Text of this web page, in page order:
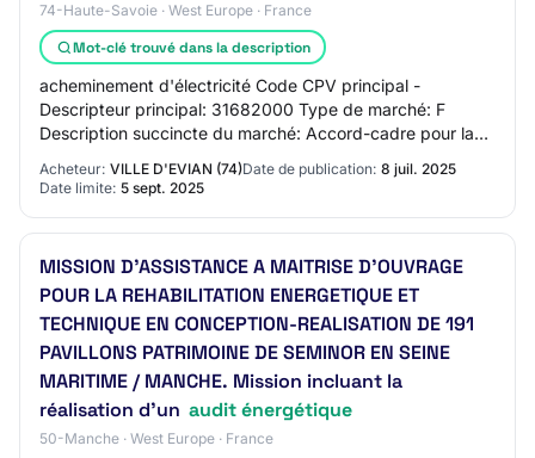
74-Haute-Savoie · West Europe · France
Mot-clé trouvé dans la description
acheminement d'électricité Code CPV principal -
Descripteur principal: 31682000 Type de marché: F
Description succincte du marché: Accord-cadre pour la
fourniture et l'acheminement d'électricité et s…
Acheteur: VILLE D'EVIAN (74)Date de publication: 8 juil. 2025
Date limite: 5 sept. 2025
MISSION D'ASSISTANCE A MAITRISE D'OUVRAGE
POUR LA REHABILITATION ENERGETIQUE ET
TECHNIQUE EN CONCEPTION-REALISATION DE 191
PAVILLONS PATRIMOINE DE SEMINOR EN SEINE
MARITIME / MANCHE. Mission incluant la
réalisation d'un audit énergétique
50-Manche · West Europe · France